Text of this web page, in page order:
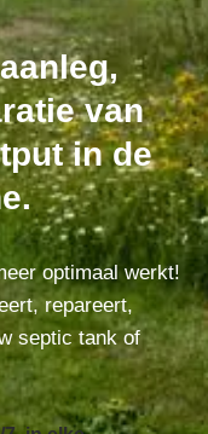
van
in de
optimaal werkt!
repareert,
septic tank of